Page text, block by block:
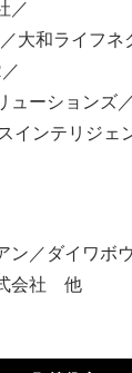
／
大和ライフネ
ューションズ
インテリジ
ン／ダイワボ
会社 他